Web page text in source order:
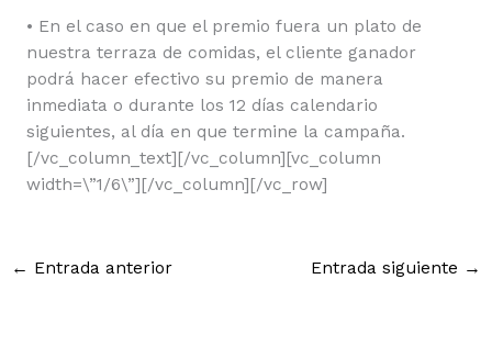
• En el caso en que el premio fuera un plato de
nuestra terraza de comidas, el cliente ganador
podrá hacer efectivo su premio de manera
inmediata o durante los 12 días calendario
siguientes, al día en que termine la campaña.
[/vc_column_text][/vc_column][vc_column
width=\”1/6\”][/vc_column][/vc_row]
← Entrada anterior Entrada siguiente →